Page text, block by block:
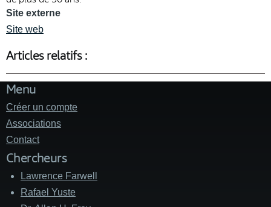
Site externe
Site web
Articles relatifs :
Menu
Créer un compte
Associations
Contact
Chercheurs
Lawrence Farwell
Rafael Yuste